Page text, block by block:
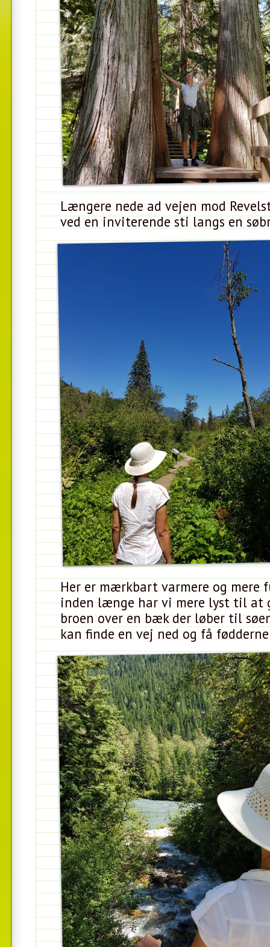
Længere nede ad vejen mod
ved en inviterende sti langs en
Her er mærkbart varmere og mere
inden længe har vi mere lyst til at
broen over en bæk der løber til
kan finde en vej ned og få